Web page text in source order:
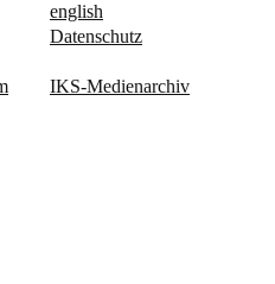
english
Datenschutz
IKS-Medienarchiv